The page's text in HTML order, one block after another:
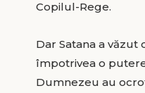
Copilul-Rege.
Dar Satana a văzut
împotrivea o
Dumnezeu au